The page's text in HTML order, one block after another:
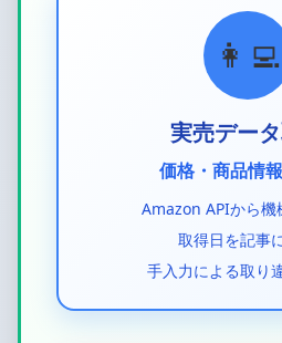
👩‍💻
実売デー
価格・商品情
Amazon APIから機
取得日を記事
手入力による取り